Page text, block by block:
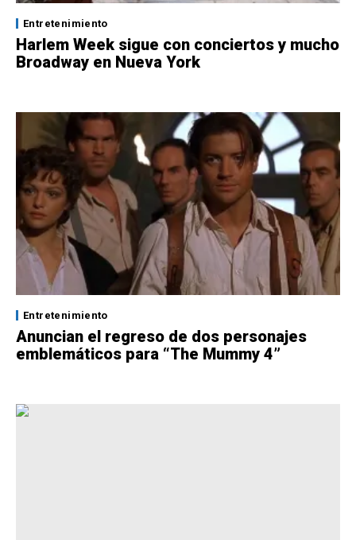
Entretenimiento
Harlem Week sigue con conciertos y mucho
Broadway en Nueva York
Entretenimiento
Anuncian el regreso de dos personajes
emblemáticos para “The Mummy 4”